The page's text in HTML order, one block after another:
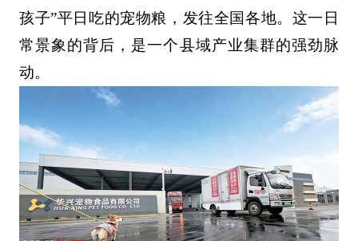
孩子”平日吃的宠物粮，发往全国各地。这一日
常景象的背后，是一个县域产业集群的强劲脉
动。